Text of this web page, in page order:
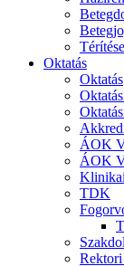
Oktatás
Oktatás
ÁOK
ÁOK
TDK